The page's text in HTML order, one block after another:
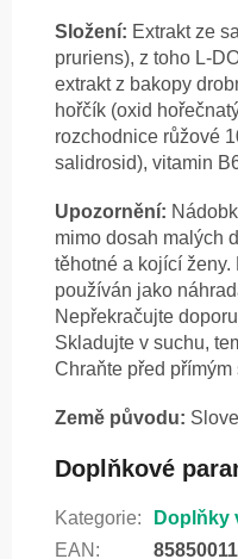
Složení: Extrakt ze
pruriens), z toho L-
extrakt z bakopy
hořčík (oxid
rozchodnice růžové
salidrosid), vitamin
Upozornění:
mimo dosah malých
těhotné a kojící
používán jako
Nepřekračujte
Skladujte v suchu,
Chraňte před
Země původu:
Doplňkové
Kategorie:
Doplňky
EAN :